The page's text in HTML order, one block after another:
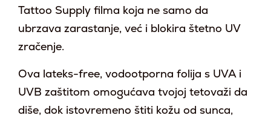
Tattoo Supply filma koja ne samo da
ubrzava zarastanje, već i blokira štetno UV
zračenje.
Ova lateks-free, vodootporna folija s UVA i
UVB zaštitom omogućava tvojoj tetovaži da
diše, dok istovremeno štiti kožu od sunca,